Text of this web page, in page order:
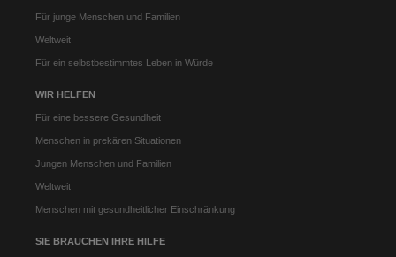
Für junge Menschen und Familien
Weltweit
Für ein selbstbestimmtes Leben in Würde
WIR HELFEN
Für eine bessere Gesundheit
Menschen in prekären Situationen
Jungen Menschen und Familien
Weltweit
Menschen mit gesundheitlicher Einschränkung
SIE BRAUCHEN IHRE HILFE